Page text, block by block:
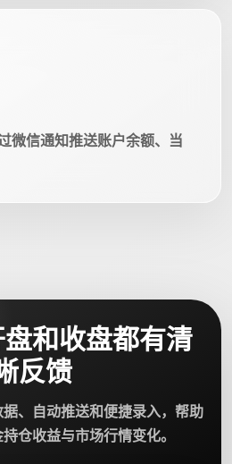
微信通知推送账户余额、当
和收盘都有清
反馈
、自动推送和便捷录入，帮助
仓收益与市场行情变化。